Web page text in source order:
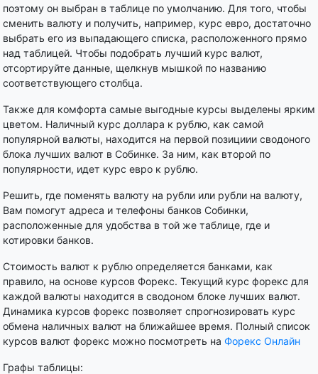
поэтому он выбран в таблице по умолчанию. Для того, чтобы
сменить валюту и получить, например, курс евро, достаточно
выбрать его из выпадающего списка, расположенного прямо
над таблицей. Чтобы подобрать лучший курс валют,
отсортируйте данные, щелкнув мышкой по названию
соответствующего столбца.
Также для комфорта самые выгодные курсы выделены ярким
цветом. Наличный курс доллара к рублю, как самой
популярной валюты, находится на первой позициии сводоного
блока лучших валют в Собинке. За ним, как второй по
популярности, идет курс евро к рублю.
Решить, где поменять валюту на рубли или рубли на валюту,
Вам помогут адреса и телефоны банков Собинки,
расположенные для удобства в той же таблице, где и
котировки банков.
Стоимость валют к рублю определяется банками, как
правило, на основе курсов Форекс. Текущий курс форекс для
каждой валюты находится в сводоном блоке лучших валют.
Динамика курсов форекс позволяет спрогнозировать курс
обмена наличных валют на ближайшее время. Полный список
курсов валют форекс можно посмотреть на Форекс Онлайн
Графы таблицы: